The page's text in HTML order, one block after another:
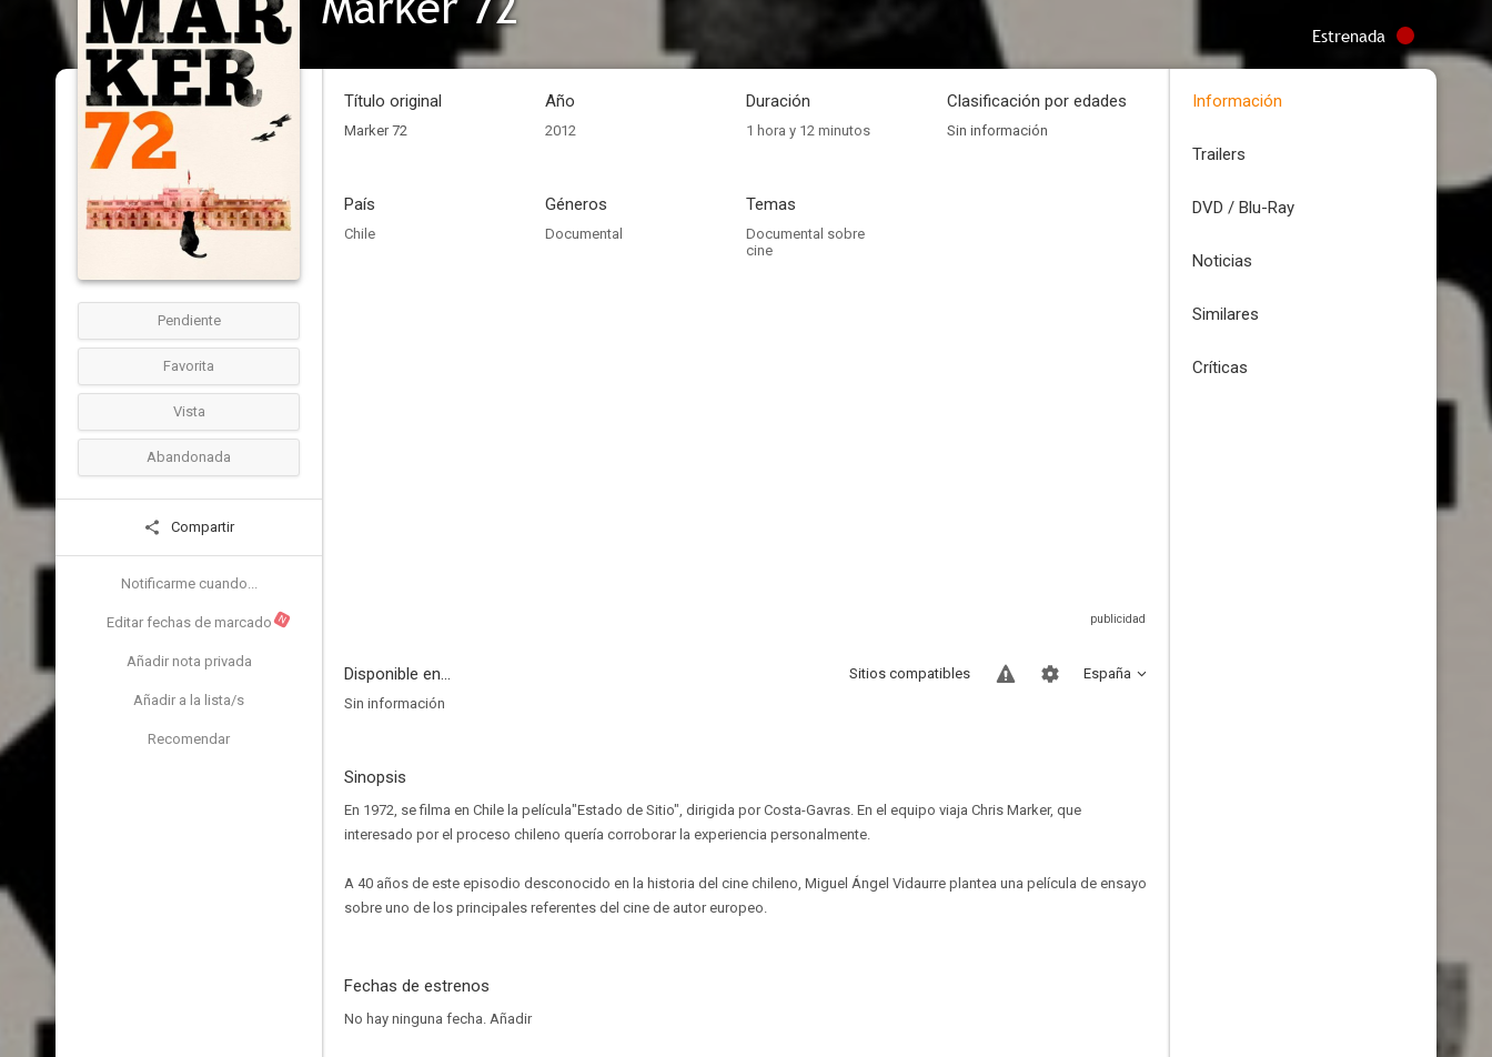
Estrenada
Pendiente
Favorita
Vista
Abandonada
Compartir
Notificarme cuando...
Editar fechas de marcado N
Añadir nota privada
Añadir a la lista/s
Recomendar
Título original
Marker 72
Año
2012
Duración
1 hora y 12 minutos
Clasificación por edades
Sin información
País
Chile
Géneros
Documental
Temas
Documental sobre
cine
Disponible en... España
Sitios compatibles
Sin información
Sinopsis
En 1972, se filma en Chile la película"Estado de Sitio", dirigida por Costa-Gavras. En el equipo viaja Chris Marker, que
interesado por el proceso chileno quería corroborar la experiencia personalmente.
A 40 años de este episodio desconocido en la historia del cine chileno, Miguel Ángel Vidaurre plantea una película de ensayo
sobre uno de los principales referentes del cine de autor europeo.
Fechas de estrenos
No hay ninguna fecha. Añadir
Información
Trailers
DVD / Blu-Ray
Noticias
Similares
Críticas